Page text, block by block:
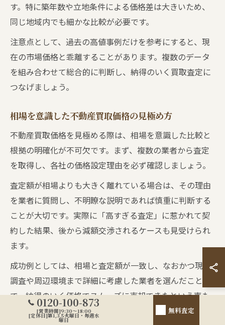
す。特に築年数や立地条件による価格差は大きいため、
同じ地域内でも細かな比較が必要です。
注意点として、過去の高値事例だけを参考にすると、現
在の市場価格と乖離することがあります。複数のデータ
を組み合わせて総合的に判断し、納得のいく買取査定に
つなげましょう。
相場を意識した不動産買取価格の見極め方
不動産買取価格を見極める際は、相場を意識した比較と
根拠の明確化が不可欠です。まず、複数の業者から査定
を取得し、各社の価格設定理由を必ず確認しましょう。
査定額が相場よりも大きく離れている場合は、その理由
を業者に質問し、不明瞭な説明であれば慎重に判断する
ことが大切です。実際に「高すぎる査定」に惹かれて契
約した結果、後から減額交渉されるケースも見受けられ
ます。
成功例としては、相場と査定額が一致し、なおかつ現地
調査や周辺環境まで詳細に考慮した業者を選んだこと
で、納得のいく価格でスムーズに売却できたという声も
あります。根拠のある査定額を重視しましょう。
0120-100-873
[営業時間]9:30～18:00
[定休日]第1,3,5火曜日・毎週水
曜日
無料査定